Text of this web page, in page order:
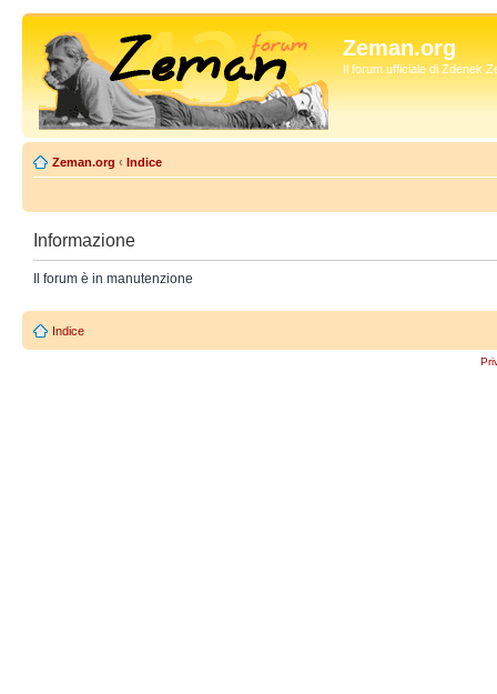
Zeman.org
Il forum ufficiale di Zdenek
Zeman.org ‹ Indice
Informazione
Il forum è in manutenzione
Indice